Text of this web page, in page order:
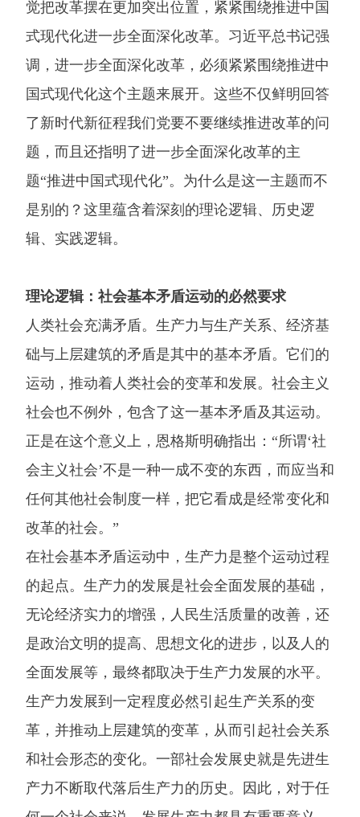
觉把改革摆在更加突出位置，紧紧围绕推进中国
式现代化进一步全面深化改革。习近平总书记强
调，进一步全面深化改革，必须紧紧围绕推进中
国式现代化这个主题来展开。这些不仅鲜明回答
了新时代新征程我们党要不要继续推进改革的问
题，而且还指明了进一步全面深化改革的主
题“推进中国式现代化”。为什么是这一主题而不
是别的？这里蕴含着深刻的理论逻辑、历史逻
辑、实践逻辑。
理论逻辑：社会基本矛盾运动的必然要求
人类社会充满矛盾。生产力与生产关系、经济基
础与上层建筑的矛盾是其中的基本矛盾。它们的
运动，推动着人类社会的变革和发展。社会主义
社会也不例外，包含了这一基本矛盾及其运动。
正是在这个意义上，恩格斯明确指出：“所谓‘社
会主义社会’不是一种一成不变的东西，而应当和
任何其他社会制度一样，把它看成是经常变化和
改革的社会。”
在社会基本矛盾运动中，生产力是整个运动过程
的起点。生产力的发展是社会全面发展的基础，
无论经济实力的增强，人民生活质量的改善，还
是政治文明的提高、思想文化的进步，以及人的
全面发展等，最终都取决于生产力发展的水平。
生产力发展到一定程度必然引起生产关系的变
革，并推动上层建筑的变革，从而引起社会关系
和社会形态的变化。一部社会发展史就是先进生
产力不断取代落后生产力的历史。因此，对于任